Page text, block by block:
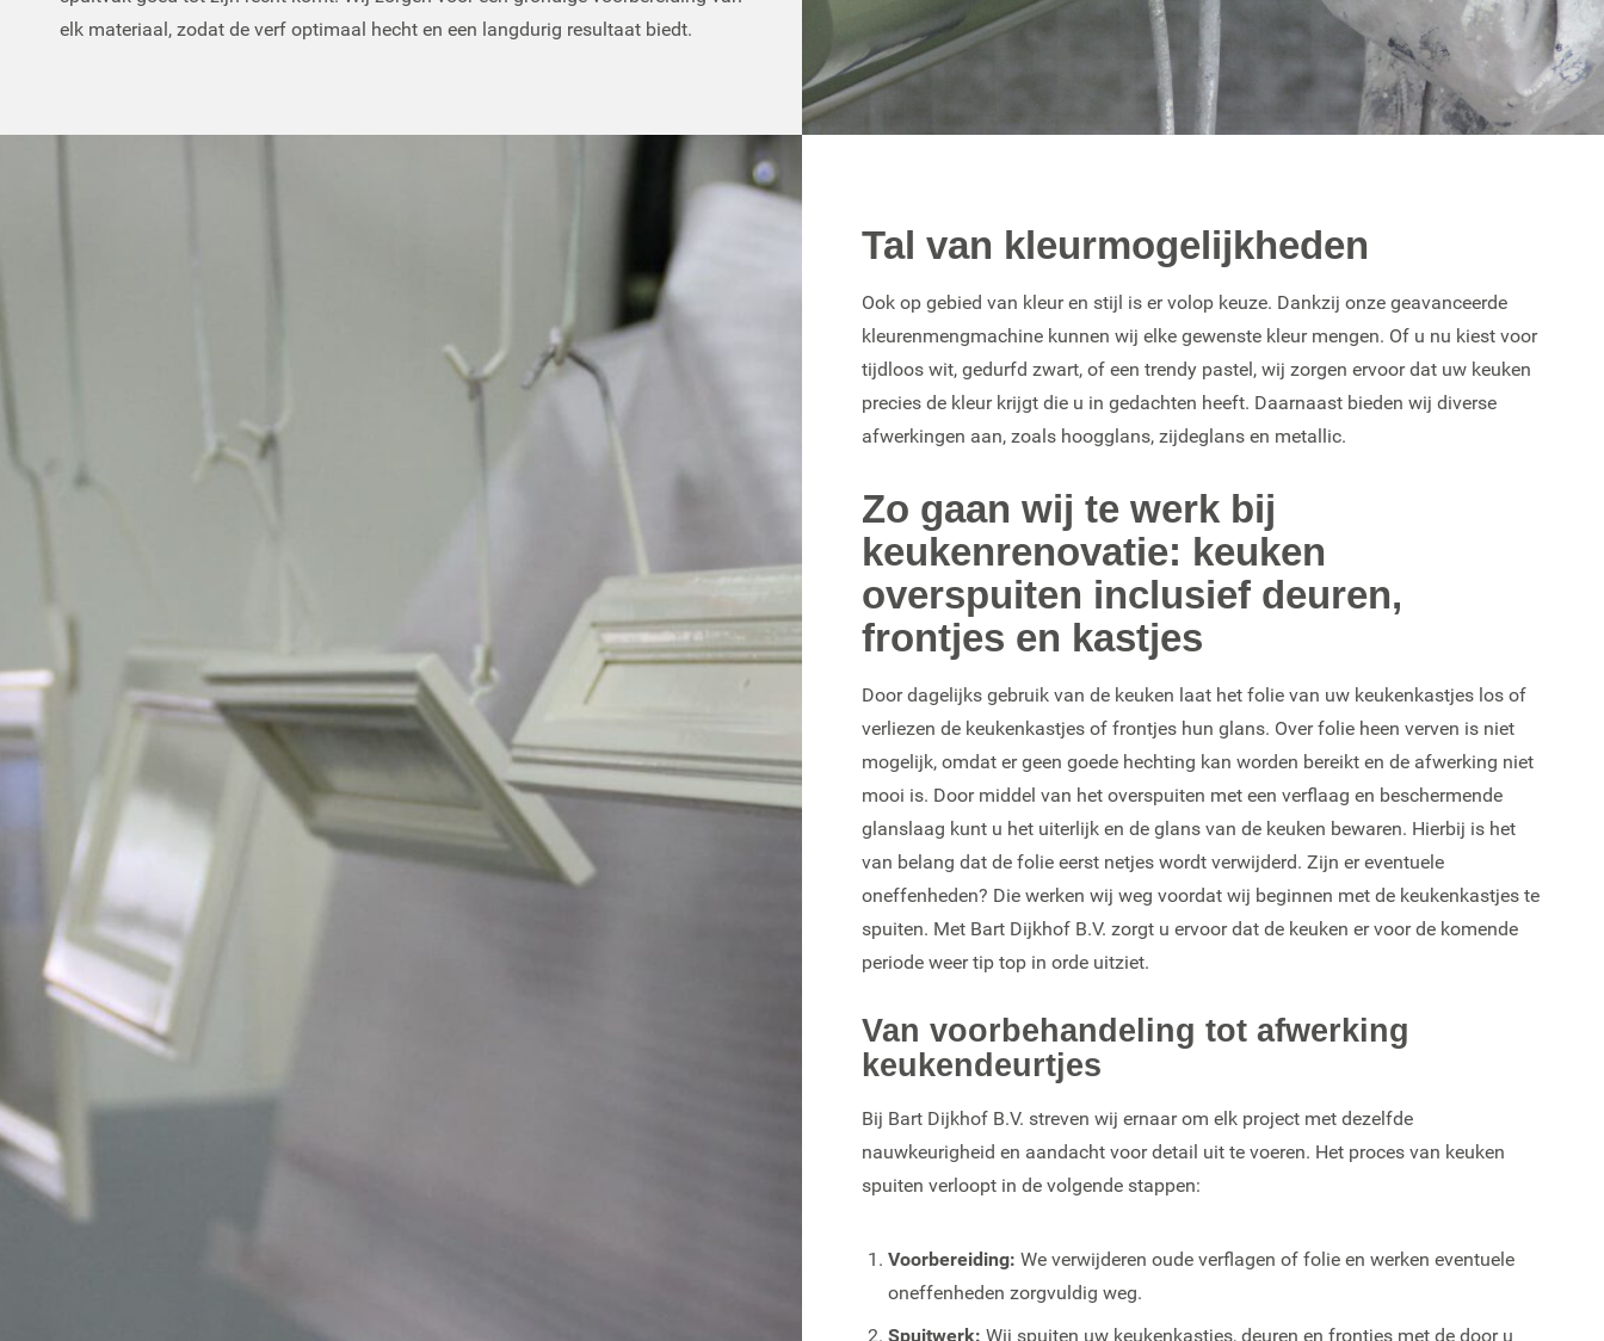
elk materiaal, zodat de verf optimaal hecht en een langdurig resultaat biedt.
Tal van kleurmogelijkheden
Ook op gebied van kleur en stijl is er volop keuze. Dankzij onze geavanceerde
kleurenmengmachine kunnen wij elke gewenste kleur mengen. Of u nu kiest voor
tijdloos wit, gedurfd zwart, of een trendy pastel, wij zorgen ervoor dat uw keuken
precies de kleur krijgt die u in gedachten heeft. Daarnaast bieden wij diverse
afwerkingen aan, zoals hoogglans, zijdeglans en metallic.
Zo gaan wij te werk bij
keukenrenovatie: keuken
overspuiten inclusief deuren,
frontjes en kastjes
Door dagelijks gebruik van de keuken laat het folie van uw keukenkastjes los of
verliezen de keukenkastjes of frontjes hun glans. Over folie heen verven is niet
mogelijk, omdat er geen goede hechting kan worden bereikt en de afwerking niet
mooi is. Door middel van het overspuiten met een verflaag en beschermende
glanslaag kunt u het uiterlijk en de glans van de keuken bewaren. Hierbij is het
van belang dat de folie eerst netjes wordt verwijderd. Zijn er eventuele
oneffenheden? Die werken wij weg voordat wij beginnen met de keukenkastjes te
spuiten. Met Bart Dijkhof B.V. zorgt u ervoor dat de keuken er voor de komende
periode weer tip top in orde uitziet.
Van voorbehandeling tot afwerking
keukendeurtjes
Bij Bart Dijkhof B.V. streven wij ernaar om elk project met dezelfde
nauwkeurigheid en aandacht voor detail uit te voeren. Het proces van keuken
spuiten verloopt in de volgende stappen:
Voorbereiding: We verwijderen oude verflagen of folie en werken eventuele
oneffenheden zorgvuldig weg.
Spuitwerk: Wij spuiten uw keukenkastjes, deuren en frontjes met de door u